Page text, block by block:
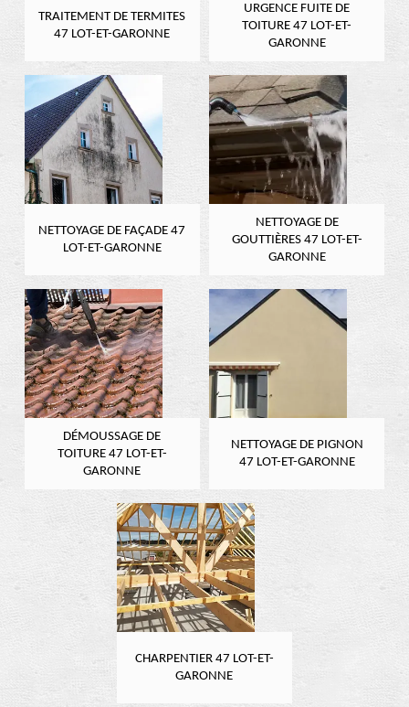
TRAITEMENT DE TERMITES
47 LOT-ET-GARONNE
URGENCE FUITE DE
TOITURE 47 LOT-ET-
GARONNE
NETTOYAGE DE FAÇADE 47
LOT-ET-GARONNE
NETTOYAGE DE
GOUTTIÈRES 47 LOT-ET-
GARONNE
DÉMOUSSAGE DE
TOITURE 47 LOT-ET-
GARONNE
NETTOYAGE DE PIGNON
47 LOT-ET-GARONNE
CHARPENTIER 47 LOT-ET-
GARONNE